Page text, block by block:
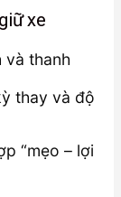
xe
và thanh
thay và độ
“mẹo – lợi